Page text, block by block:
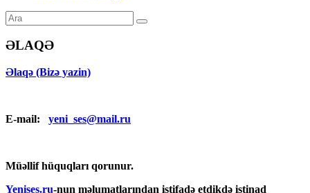
ƏLAQƏ
Əlaqə (Bizə yazin)
E-mail: yeni_ses@mail.ru
Müəllif hüquqları qorunur.
Yenises.ru-nun məlumatlarından istifadə etdikdə istinad